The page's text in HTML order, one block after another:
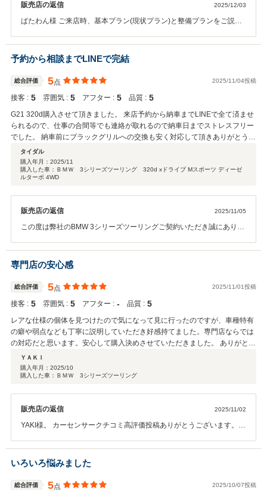
い、等）これ等は保証対象外だそうです（保障も何も、最初から無いんで壊
れたとは違うんですけどね） 同様に1か月もしないうちにナビが真っ暗
時期が分からなくなり、使用に影響がでるのですが、コレも保障対象外。 仕
方がないので自分で直すか、と考え自分で開けてみたところセンターパネル
内部の配線がグチャグチャである事が分かりました・・・。アチコチ切った
後に繋いでありました。（後付けのＴＶチューナーとか入れてて売却する時
に外したのかな、、、等と推察） そしてＢＭＷ2シリーズの定番『車両動
せん。言い訳をされるのも腹が立ちますし、遠方にある店まで持ってこいと
言われるのもイラつくので、Youtubeやブログを見て1000円程のバネを購入
して直しました。 さて。 この車両のどこが「高品質」なんでしょうか？
メンテを基準が「見た目の綺麗さ」「走行距離の少なさ」だけなんだろう
な、と思います。 決して「車両の状態（中身）が高品質」では無いので、遠
方より動画や画像だけで判断すると私のように「外観は良いけど、中身はグ
にトラブルは出ていませんが、これは全部自分で一通り確認をしていかない
とダメだな、と感じました。 私はとは合わない考え方みたいなので、私はこ
のお店では二度と買わないし、できるだけ近づかないようにしようと思いま
す。
販売店の返信 2025/12/03
ぱたわん様 ご来店時、基本プラン(現状プラン)と整備プランをご説明
り基本プランをお選びいただきました。現状で良いのでお値引きをご
希望されていましたので、お値引きも対応させていただきました。
「自動車売買契約特約条項」・「点検整備ありお勧め」にも書面頂い
ております。ナビの件はご連絡頂き、対処方法に関して回答済みで
す。その後はお電話頂いておりませんので、状況の方ご連絡いただけ
れば何かしらご対応はできたかもしれません。
予約から相談までLINEで完結
総合評価 5点 2025/11/04投稿
接客 : 5 雰囲気 : 5 アフター : 5 品質 : 5
G21 320d購入させて頂きました。 来店予約から納車までLINEで全て済ませ
られるので、仕事の合間等でも連絡が取れるので納車日までストレスフリー
でした。 納車前にブラックグリルへの交換も安く対応して頂きありがとうご
ざいました。
タイダル
購入年月： 2025/11
購入した車：ＢＭＷ 3シリーズツーリング 320d xドライブ Mスポーツ ディーゼ
ルターボ 4WD
販売店の返信 2025/11/05
この度は弊社のBMW 3シリーズツーリングご契約いただき誠にありが
お車も気に入っていただければ幸いです。 ディーゼルのトルクフルな
乗り味、燃費の良さなど実感頂けるかと思います。 また今回長年お乗
社で大切にして頂けるオーナー様にご案内できるよう努めさせて頂き
ます。 何かお困りの事ございましたら、遠慮なくお申し付けください
専門店の安心感
総合評価 5点 2025/11/01投稿
接客 : 5 雰囲気 : 5 アフター : ‐ 品質 : 5
レアな仕様の個体を見つけたので気になって見に行ったのですが、車種特有
の癖や弱点なども丁寧に説明していただき好感持てました。専門店ならでは
の対応だと思います。安心して購入決めさせていただきました。 ありがとう
ございました。
ＹＡＫＩ
購入年月： 2025/10
購入した車：ＢＭＷ 3シリーズツーリング
販売店の返信 2025/11/02
YAKI様。 カーセンサークチコミ高評価投稿ありがとうございます。当
車です。現在納車前整備を進めております。お約束を行いました箇所
もきちんと仕上げさせていただきますので、ご納車まで楽しみにお待
ちください。お忙しい中必要書類ご用も進めていただきありがとうご
ざいます。また中間状況などLINEでお送りさせていただきます。今後
いろいろ悩みました
総合評価 5点 2025/10/07投稿